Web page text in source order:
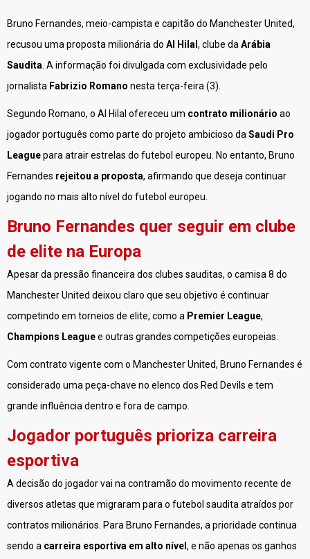
Bruno Fernandes, meio-campista e capitão do Manchester United,
recusou uma proposta milionária do Al Hilal , clube da Arábia
Saudita . A informação foi divulgada com exclusividade pelo
jornalista Fabrizio Romano nesta terça-feira (3).
Segundo Romano, o Al Hilal ofereceu um contrato milionário ao
jogador português como parte do projeto ambicioso da Saudi Pro
Leaguepara atrair estrelas do futebol europeu. No entanto, Bruno
Fernandes rejeitou a proposta, afirmando que deseja continuar
jogando no mais alto nível do futebol europeu.
Bruno Fernandes quer seguir em clube
de elite na Europa
Apesar da pressão financeira dos clubes sauditas, o camisa 8 do
Manchester United deixou claro que seu objetivo é continuar
competindo em torneios de elite, como a Premier League,
Champions Leaguee outras grandes competições europeias.
Com contrato vigente com o Manchester United, Bruno Fernandes é
considerado uma peça-chave no elenco dos Red Devils e tem
grande influência dentro e fora de campo.
Jogador português prioriza carreira
esportiva
A decisão do jogador vai na contramão do movimento recente de
diversos atletas que migraram para o futebol saudita atraídos por
contratos milionários. Para Bruno Fernandes, a prioridade continua
sendo a carreira esportiva em alto nível , e não apenas os ganhos